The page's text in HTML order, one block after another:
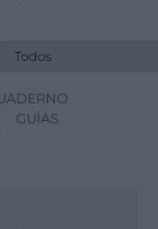
GUÍAS